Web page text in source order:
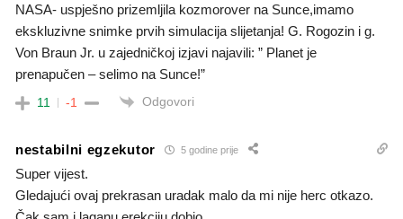
NASA- uspješno prizemljila kozmorover na Sunce,imamo
ekskluzivne snimke prvih simulacija slijetanja! G. Rogozin i g.
Von Braun Jr. u zajedničkoj izjavi najavili: ” Planet je
prenapučen – selimo na Sunce!”
11 -1 Odgovori
nestabilni egzekutor 5 godine prije
Super vijest.
Gledajući ovaj prekrasan uradak malo da mi nije herc otkazo.